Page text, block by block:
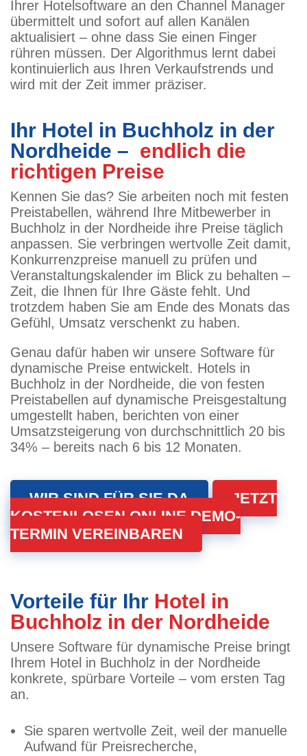
Ihrer Hotelsoftware an den Channel Manager
übermittelt und sofort auf allen Kanälen
aktualisiert – ohne dass Sie einen Finger
rühren müssen. Der Algorithmus lernt dabei
kontinuierlich aus Ihren Verkaufstrends und
wird mit der Zeit immer präziser.
Ihr Hotel in Buchholz in der
Nordheide – endlich die
richtigen Preise
Kennen Sie das? Sie arbeiten noch mit festen
Preistabellen, während Ihre Mitbewerber in
Buchholz in der Nordheide ihre Preise täglich
anpassen. Sie verbringen wertvolle Zeit damit,
Konkurrenzpreise manuell zu prüfen und
Veranstaltungskalender im Blick zu behalten –
Zeit, die Ihnen für Ihre Gäste fehlt. Und
trotzdem haben Sie am Ende des Monats das
Gefühl, Umsatz verschenkt zu haben.
Genau dafür haben wir unsere Software für
dynamische Preise entwickelt. Hotels in
Buchholz in der Nordheide, die von festen
Preistabellen auf dynamische Preisgestaltung
umgestellt haben, berichten von einer
Umsatzsteigerung von durchschnittlich 20 bis
34% – bereits nach 6 bis 12 Monaten.
WIR SIND FÜR SIE DA
JETZT
KOSTENLOSEN ONLINE DEMO-
TERMIN VEREINBAREN
Vorteile für Ihr Hotel in
Buchholz in der Nordheide
Unsere Software für dynamische Preise bringt
Ihrem Hotel in Buchholz in der Nordheide
konkrete, spürbare Vorteile – vom ersten Tag
an.
Sie sparen wertvolle Zeit, weil der manuelle
Aufwand für Preisrecherche,